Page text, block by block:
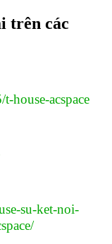
trên các
house-acspace
su-ket-noi-